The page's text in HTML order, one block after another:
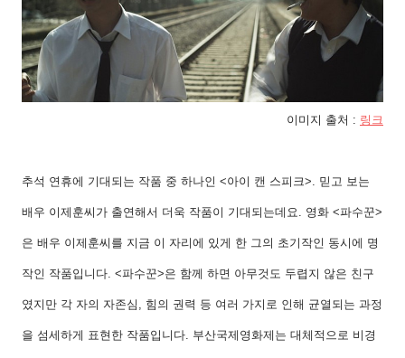
이미지 출처 : 링크
추석 연휴에 기대되는 작품 중 하나인 <아이 캔 스피크>. 믿고 보는
배우 이제훈씨가 출연해서 더욱 작품이 기대되는데요. 영화 <파수꾼>
은 배우 이제훈씨를 지금 이 자리에 있게 한 그의 초기작인 동시에 명
작인 작품입니다. <파수꾼>은 함께 하면 아무것도 두렵지 않은 친구
였지만 각 자의 자존심 , 힘의 권력 등 여러 가지로 인해 균열되는 과정
을 섬세하게 표현한 작품입니다. 부산국제영화제는 대체적으로 비경